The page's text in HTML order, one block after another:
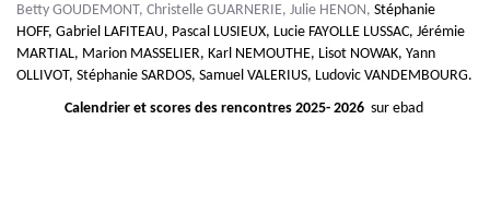
Betty GOUDEMONT, Christelle GUARNERIE, Julie HENON, Stéphanie
HOFF, Gabriel LAFITEAU, Pascal LUSIEUX, Lucie FAYOLLE LUSSAC, Jérémie
MARTIAL, Marion MASSELIER, Karl NEMOUTHE, Lisot NOWAK, Yann
OLLIVOT, Stéphanie SARDOS, Samuel VALERIUS, Ludovic VANDEMBOURG.
Calendrier et scores des rencontres 2025- 2026 sur ebad